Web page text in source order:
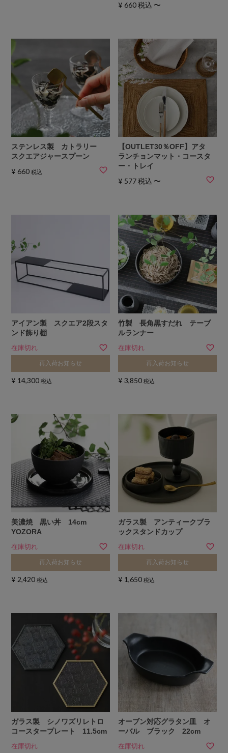
¥ 660税込 〜
ステンレス製 カトラリー
スクエアジャースプーン
¥ 660 税込
【OUTLET30％OFF】アタ
ランチョンマット・コースタ
ー・トレイ
¥ 577税込 〜
アイアン製 スクエア2段スタ
ンド飾り棚
在庫切れ
再入荷お知らせ
¥ 14,300 税込
竹製 長角黒すだれ テーブ
ルランナー
在庫切れ
再入荷お知らせ
¥ 3,850 税込
美濃焼 黒い丼 14cm
YOZORA
在庫切れ
再入荷お知らせ
¥ 2,420 税込
ガラス製 アンティークブラ
ックスタンドカップ
在庫切れ
再入荷お知らせ
¥ 1,650 税込
ガラス製 シノワズリレトロ
コースタープレート 11.5cm
在庫切れ
オーブン対応グラタン皿 オ
ーバル ブラック 22cm
在庫切れ